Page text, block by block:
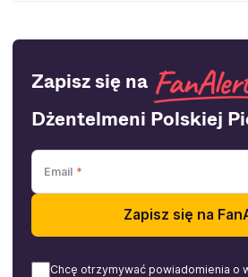
Zapisz się na
Dżentelmeni Polskiej
Email
Zapisz się na
Chcę otrzymywać powiadomienia o